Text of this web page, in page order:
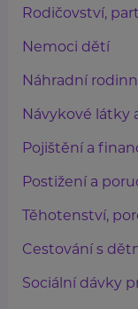
Rodičovství,
Nemoci dětí
Náhradní
Návykové látky
Pojištění a
Postižení a
Těhotenství,
Cestování s
Sociální dávky